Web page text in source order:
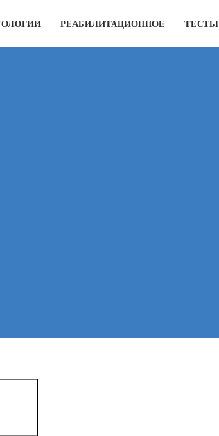
РЕАБИЛИТАЦИОННОЕ ТЕСТЫ